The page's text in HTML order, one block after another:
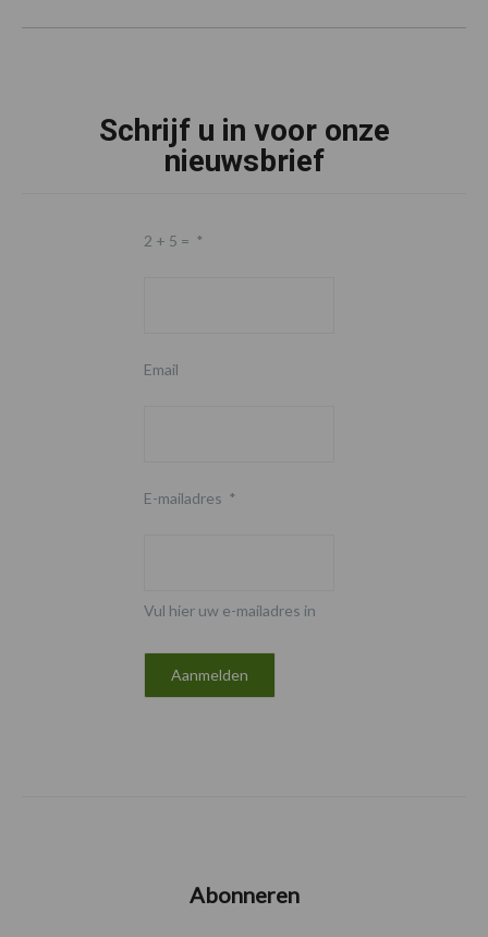
Schrijf u in voor onze
nieuwsbrief
2 + 5 = *
Email
E-mailadres *
Vul hier uw e-mailadres in
Abonneren